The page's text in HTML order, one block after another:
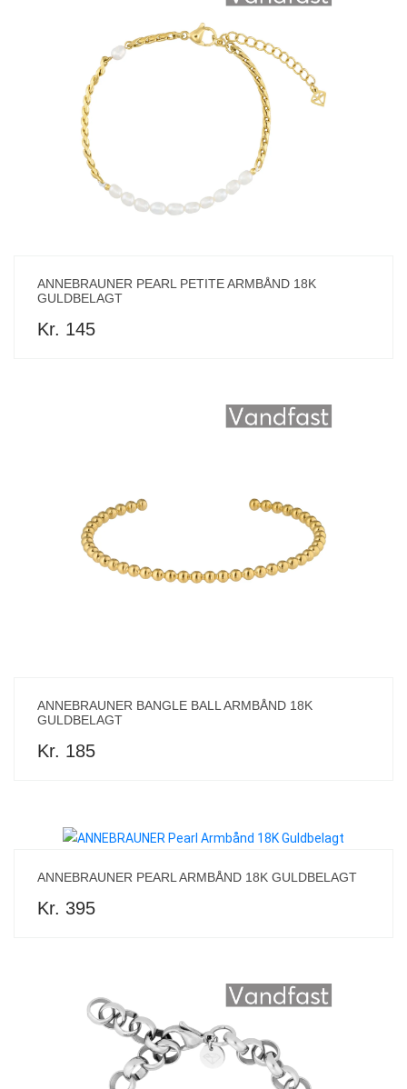
ANNEBRAUNER PEARL PETITE ARMBÅND 18K
GULDBELAGT
Kr. 145
ANNEBRAUNER BANGLE BALL ARMBÅND 18K
GULDBELAGT
Kr. 185
ANNEBRAUNER PEARL ARMBÅND 18K GULDBELAGT
Kr. 395